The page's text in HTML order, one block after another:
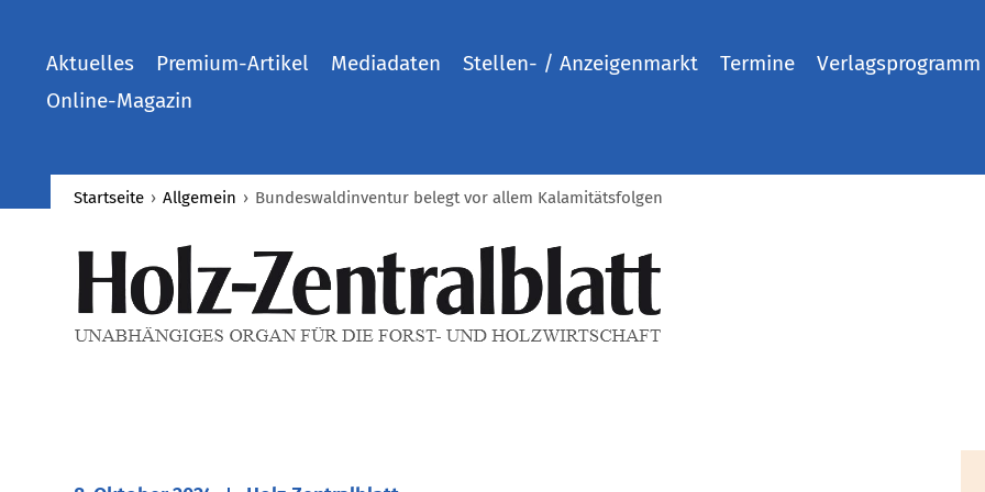
Aktuelles Premium-Artikel Mediadaten Stellen- / Anzeigenmarkt Termine
Verlagsprogramm
Online-Magazin
Startseite › Allgemein › Bundeswaldinventur belegt vor allem Kalamitätsfolgen